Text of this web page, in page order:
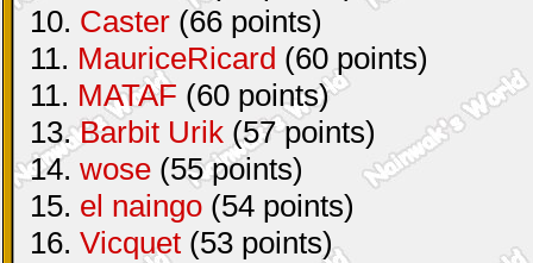
10. Caster (66 points)
11. MauriceRicard (60 points)
11. MATAF (60 points)
13.Barbit Urik (57 points)
14. wose (55 points)
15. el naingo (54 points)
16. Vicquet (53 points)